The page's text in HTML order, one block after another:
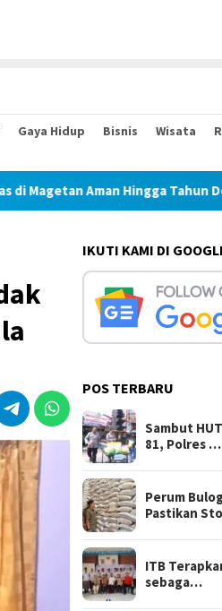
Gaya Hidup Bisnis Wisata
Hingga Tahun Depan ITB
IKUTI KAMI DI
POS TERBARU
Sambut
81, Polres …
Perum
Pastikan
ITB
sebaga…